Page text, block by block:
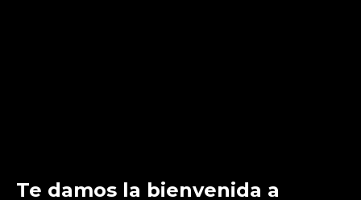
Te damos la bienvenida a